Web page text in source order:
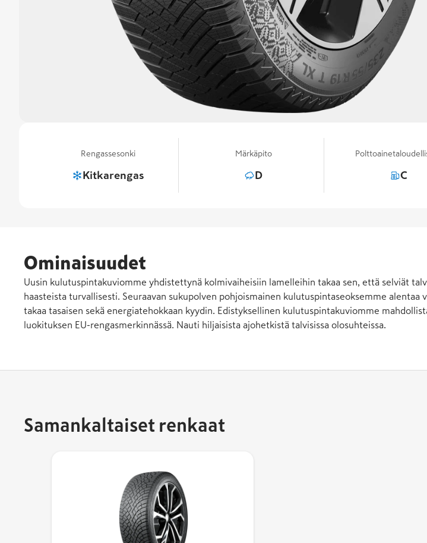
Rengassesonki
Kitkarengas
Märkäpito
D C
Ominaisuudet
Uusin kulutuspintakuviomme yhdistettynä kolmivaiheisiin lamelleihin takaa sen, että selviät
haasteista turvallisesti. Seuraavan sukupolven pohjoismainen kulutuspintaseoksemme alentaa
takaa tasaisen sekä energiatehokkaan kyydin. Edistyksellinen kulutuspintakuviomme
luokituksen EU-rengasmerkinnässä. Nauti hiljaisista ajohetkistä talvisissa olosuhteissa.
Samankaltaiset renkaat